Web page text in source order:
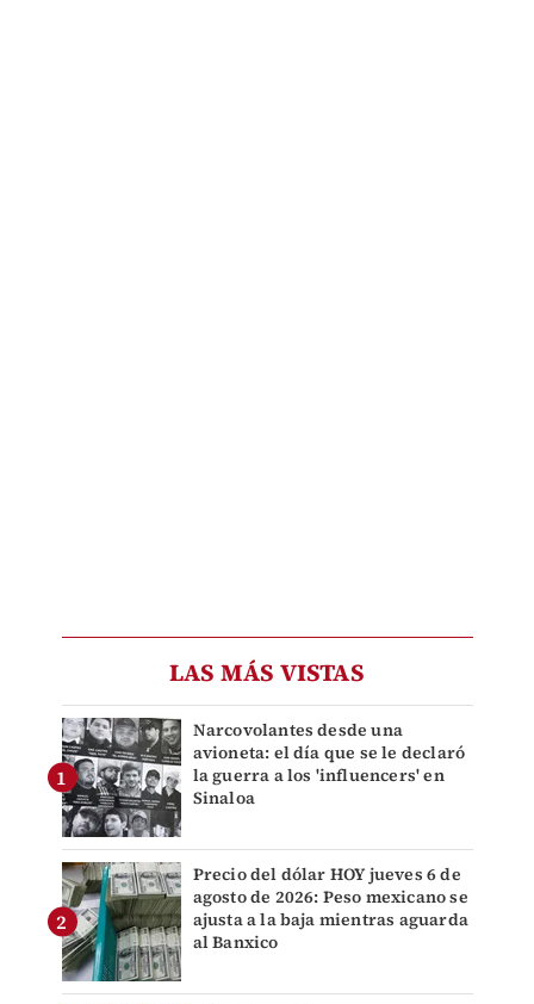
LAS MÁS VISTAS
Narcovolantes desde una
avioneta: el día que se le declaró
la guerra a los 'influencers' en
Sinaloa
Precio del dólar HOY jueves 6 de
agosto de 2026: Peso mexicano se
ajusta a la baja mientras aguarda
al Banxico